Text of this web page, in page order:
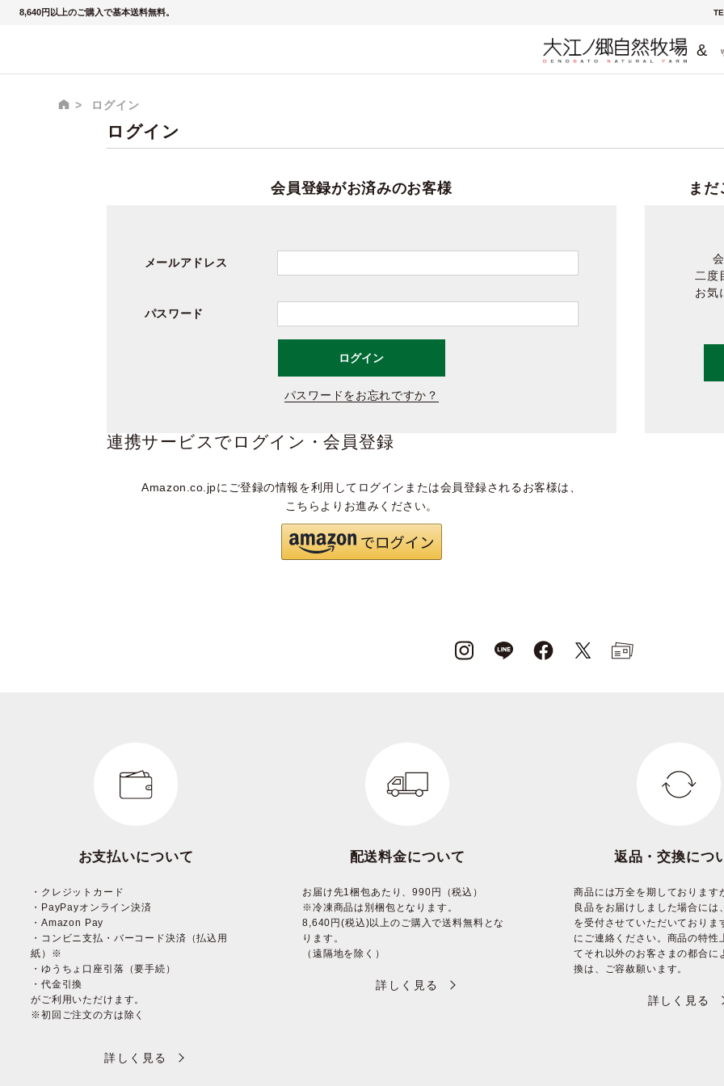
8,640円以上のご購入で基本送料無料。
&
ログイン
ログイン
会員登録がお済みのお客様
メールアドレス
パスワード
ログイン
パスワードをお忘れですか？
まだ
二度
お気
連携サービスでログイン・会員登録
Amazon.co.jpにご登録の情報を利用して ログインまたは会員登録されるお客様は、
こちらよりお進みください。
お支払いについて
・クレジットカード
・PayPayオンライン決済
・Amazon Pay
・コンビニ支払・バーコード決済（払込用
紙）※
・ゆうちょ口座引落（要手続）
・代金引換
がご利用いただけます。
※初回ご注文の方は除く
詳しく見る
配送料金について
お届け先1梱包あたり、990円（税込）
※冷凍商品は別梱包となります。
8,640円(税込)以上のご購入で送料無料とな
ります。
（遠隔地を除く）
詳しく見る
返品・交換につ
商品には万全を期しております
良品をお届けしました場合には
を受付させていただいておりま
にご連絡ください。商品の特性
てそれ以外のお客さまの都合に
換は、ご容赦願います。
詳しく見る